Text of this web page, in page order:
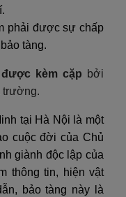
phải được sự chấp
tàng.
kèm cặp bởi
trường.
tại Hà Nội là một
cuộc đời của Chủ
giành độc lập của
thông tin, hiện vật
bảo tàng này là